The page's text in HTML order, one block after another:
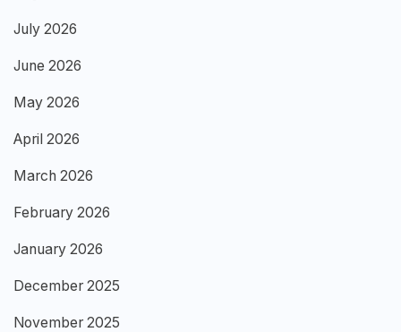
July 2026
June 2026
May 2026
April 2026
March 2026
February 2026
January 2026
December 2025
November 2025